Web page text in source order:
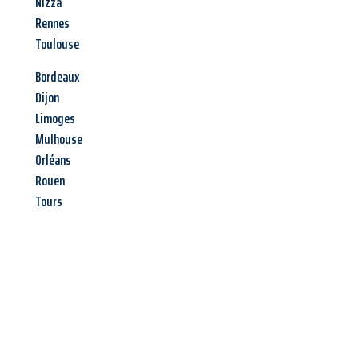
Rennes
Toulouse
Bordeaux
Dijon
Limoges
Mulhouse
Orléans
Rouen
Tours